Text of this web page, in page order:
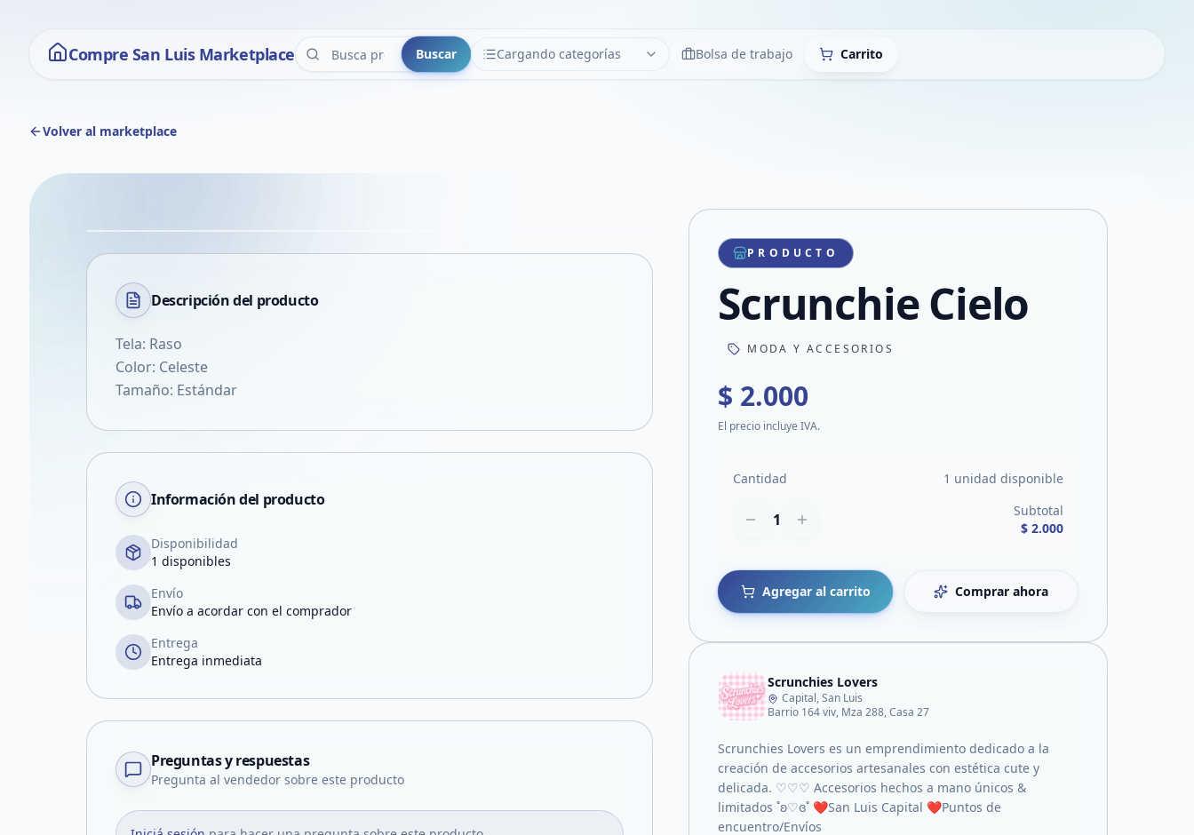
Compre San Luis Marketplace Buscar Cargando categorías
CATEGORÍAS LimpiarBolsa de trabajo Carrito
Volver al marketplace
VER EN PANTALLA COMPLETA
Compartir producto
Compartir por WhatsApp
Compartir por mail
Compartir en Facebook
Descripción del producto
Tela: Raso
Color: Celeste
Tamaño: Estándar
Información del producto
Disponibilidad
1 disponibles
Envío
Envío a acordar con el comprador
Entrega
Entrega inmediata
Preguntas y respuestas
Pregunta al vendedor sobre este producto
PRODUCTO
Scrunchie Cielo
MODA Y ACCESORIOS
$ 2.000
El precio incluye IVA.
Cantidad 1 unidad disponible
1
Subtotal
$ 2.000
Agregar al carrito Comprar ahora
Scrunchies Lovers
Capital, San Luis
Barrio 164 viv, Mza 288, Casa 27
Scrunchies Lovers es un emprendimiento dedicado a la
creación de accesorios artesanales con estética cute y
delicada. ♡♡♡ Accesorios hechos a mano únicos &
limitados ˚ʚ♡ɞ˚ ❤️San Luis Capital ❤️Puntos de
encuentro/Envíos